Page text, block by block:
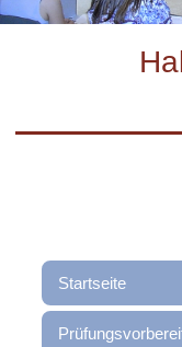
Startseite